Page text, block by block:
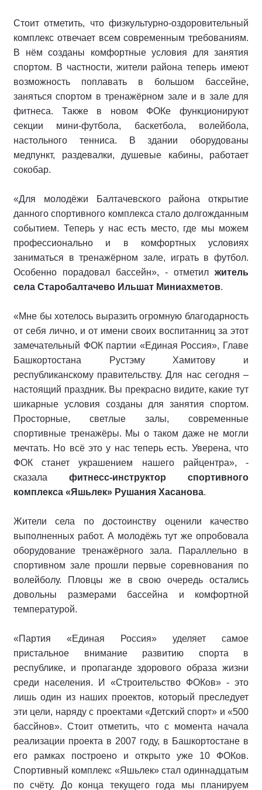
Стоит отметить, что физкультурно-оздоровительный
комплекс отвечает всем современным требованиям.
В нём созданы комфортные условия для занятия
спортом. В частности, жители района теперь имеют
возможность поплавать в большом бассейне,
заняться спортом в тренажёрном зале и в зале для
фитнеса. Также в новом ФОКе функционируют
секции мини-футбола, баскетбола, волейбола,
настольного тенниса. В здании оборудованы
медпункт, раздевалки, душевые кабины, работает
сокобар.
«Для молодёжи Балтачевского района открытие
данного спортивного комплекса стало долгожданным
событием. Теперь у нас есть место, где мы можем
профессионально и в комфортных условиях
заниматься в тренажёрном зале, играть в футбол.
Особенно порадовал бассейн», - отметил житель
села Старобалтачево Ильшат Миниахметов.
«Мне бы хотелось выразить огромную благодарность
от себя лично, и от имени своих воспитанниц за этот
замечательный ФОК партии «Единая Россия», Главе
Башкортостана Рустэму Хамитову и
республиканскому правительству. Для нас сегодня –
настоящий праздник. Вы прекрасно видите, какие тут
шикарные условия созданы для занятия спортом.
Просторные, светлые залы, современные
спортивные тренажёры. Мы о таком даже не могли
мечтать. Но всё это у нас теперь есть. Уверена, что
ФОК станет украшением нашего райцентра», -
сказала фитнесс-инструктор спортивного
комплекса «Яшьлек» Рушания Хасанова.
Жители села по достоинству оценили качество
выполненных работ. А молодёжь тут же опробовала
оборудование тренажёрного зала. Параллельно в
спортивном зале прошли первые соревнования по
волейболу. Пловцы же в свою очередь остались
довольны размерами бассейна и комфортной
температурой.
«Партия «Единая Россия» уделяет самое
пристальное внимание развитию спорта в
республике, и пропаганде здорового образа жизни
среди населения. И «Строительство ФОКов» - это
лишь один из наших проектов, который преследует
эти цели, наряду с проектами «Детский спорт» и «500
бассйнов». Стоит отметить, что с момента начала
реализации проекта в 2007 году, в Башкортостане в
его рамках построено и открыто уже 10 ФОКов.
Спортивный комплекс «Яшьлек» стал одиннадцатым
по счёту. До конца текущего года мы планируем